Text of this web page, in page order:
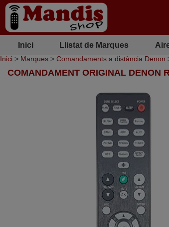
Inici Llistat de Marques
Inici > Marques > Comandaments a distància Denon
COMANDAMENT ORIGINAL DENON